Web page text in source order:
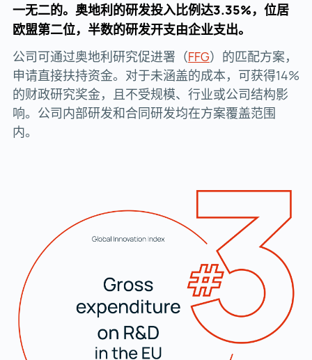
一无二的。奥地利的研发投入比例达3.35%，位居
欧盟第二位，半数的研发开支由企业支出。
公司可通过奥地利研究促进署（FFGFFG ()
）的匹配方案，
申请直接扶持资金。对于未涵盖的成本，可获得14%
的财政研究奖金，且不受规模、行业或公司结构影
响。公司内部研发和合同研发均在方案覆盖范围
内。